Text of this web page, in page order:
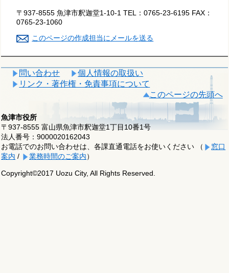
〒937-8555 魚津市釈迦堂1-10-1 TEL：0765-23-6195 FAX：
0765-23-1060
このページの作成担当にメールを送る
問い合わせ
個人情報の取扱い
リンク・著作権・免責事項について
このページの先頭へ
魚津市役所
〒937-8555 富山県魚津市釈迦堂1丁目10番1号
法人番号：9000020162043
お電話でのお問い合わせは、各課直通電話をお使いください （
窓口
案内 / 業務時間のご案内）
Copyright©2017 Uozu City, All Rights Reserved.